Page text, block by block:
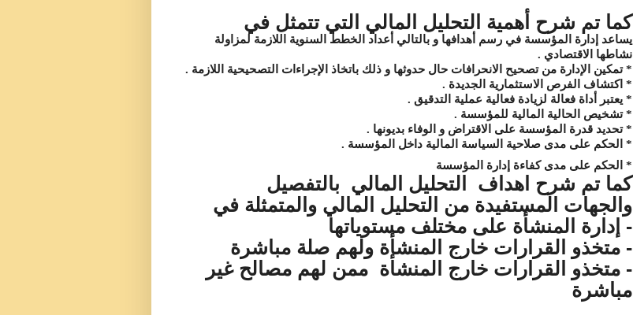
كما تم شرح أهمية التحليل المالي التي تتمثل في
يساعد إدارة المؤسسة في رسم أهدافها و بالتالي أعداد الخطط السنوية اللازمة لمزاولة
نشاطها الاقتصادي .
*تمكين الإدارة من تصحيح الانحرافات حال حدوثها و ذلك باتخاذ الإجراءات التصحيحية اللازمة .
* اكتشاف الفرص الاستثمارية الجديدة .
* يعتبر أداة فعالة لزيادة فعالية عملية التدقيق .
*تشخيص الحالية المالية للمؤسسة .
*تحديد قدرة المؤسسة على الاقتراض و الوفاء بديونها .
* الحكم على مدى صلاحية السياسة المالية داخل المؤسسة .
* الحكم على مدى كفاءة إدارة المؤسسة
كما تم شرح اهداف التحليل المالي بالتفصيل
والجهات المستفيدة من التحليل المالي والمتمثلة في
- إدارة المنشأة على مختلف مستوياتها
- متخذو القرارات خارج المنشأة ولهم صلة مباشرة
- متخذو القرارات خارج المنشأة ممن لهم مصالح غير
مباشرة